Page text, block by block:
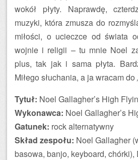
wokół płyty. Naprawdę,
muzyki, która zmusza do
miłości, o ucieczce od świata
wojnie i religii – tu mnie Noel
plus, tak jak i sama płyta.
Miłego słuchania, a ja wracam do
Tytuł: Noel Gallagher’s High
Wykonawca: Noel Gallagher’s
Gatunek: rock alternatywny
Skład zespołu: Noel Gallagher
basowa, banjo, keyboard, chórki),